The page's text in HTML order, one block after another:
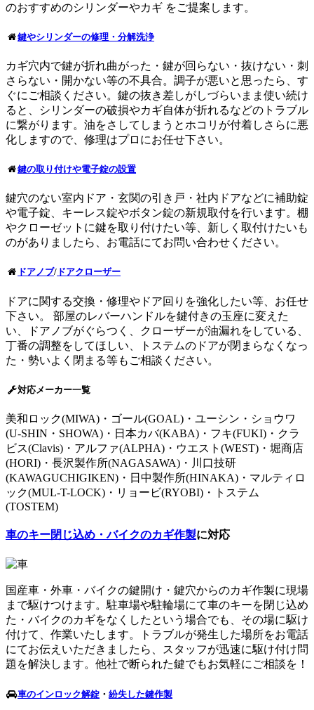
のおすすめのシリンダーやカギ をご提案します。
鍵やシリンダーの修理・分解洗浄
カギ穴内で鍵が折れ曲がった・鍵が回らない・抜けない・刺
さらない・開かない等の不具合。調子が悪いと思ったら、す
ぐにご相談ください。鍵の抜き差しがしづらいまま使い続け
ると、シリンダーの破損やカギ自体が折れるなどのトラブル
に繋がります。油をさしてしまうとホコリが付着しさらに悪
化しますので、修理はプロにお任せ下さい。
鍵の取り付けや電子錠の設置
鍵穴のない室内ドア・玄関の引き戸・社内ドアなどに補助錠
や電子錠、キーレス錠やボタン錠の新規取付を行います。棚
やクローゼットに鍵を取り付けたい等、新しく取付けたいも
のがありましたら、お電話にてお問い合わせください。
ドアノブ/ ドアクローザー
ドアに関する交換・修理やドア回りを強化したい等、お任せ
下さい。 部屋のレバーハンドルを鍵付きの玉座に変えた
い、ドアノブがぐらつく、クローザーが油漏れをしている、
丁番の調整をしてほしい、トステムのドアが閉まらなくなっ
た・勢いよく閉まる等もご相談ください。
対応メーカー一覧
美和ロック(MIWA)・ゴール(GOAL)・ユーシン・ショウワ
(U-SHIN・SHOWA)・日本カバ(KABA)・フキ(FUKI)・クラ
ビス(Clavis)・アルファ(ALPHA)・ウエスト(WEST)・堀商店
(HORI)・長沢製作所(NAGASAWA)・川口技研
(KAWAGUCHIGIKEN)・日中製作所(HINAKA)・マルティロ
ック(MUL-T-LOCK)・リョービ(RYOBI)・トステム
(TOSTEM)
車のキー閉じ込め・バイクのカギ作製に対応
国産車・外車・バイクの鍵開け・鍵穴からのカギ作製に現場
まで駆けつけます。駐車場や駐輪場にて車のキーを閉じ込め
た・バイクのカギをなくしたという場合でも、その場に駆け
付けて、作業いたします。トラブルが発生した場所をお電話
にてお伝えいただきましたら、スタッフが迅速に駆け付け問
題を解決します。他社で断られた鍵でもお気軽にご相談を！
車のインロック解錠 ・紛失した鍵作製